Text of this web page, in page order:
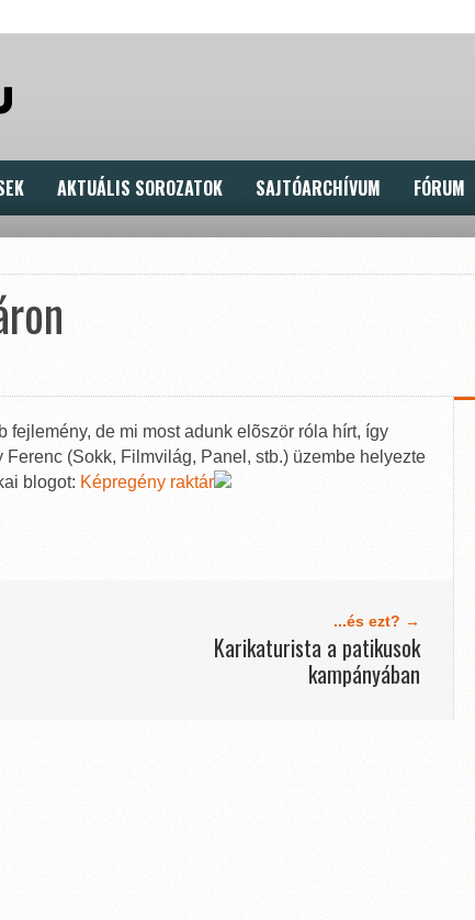
AKTUÁLIS SOROZATOK SAJTÓARCHÍVUM FÓRUM
fejlemény, de mi most adunk elõször róla hírt, így
(Sokk, Filmvilág, Panel, stb.) üzembe helyezte
blogot: Képregény raktár
...és ezt? →
Karikaturista a patikusok
kampányában